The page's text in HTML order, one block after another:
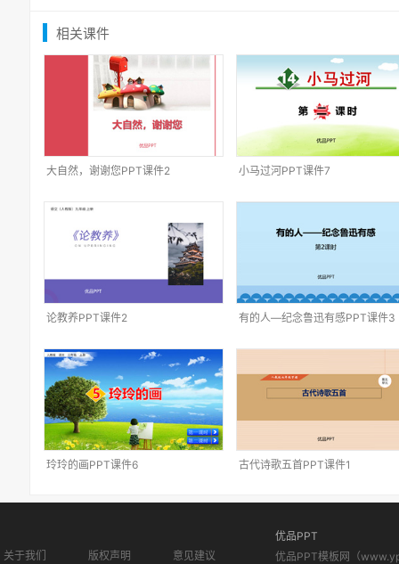
相关课件
大自然，谢谢您PPT课件2 小马过河PPT课件7
论教养PPT课件2 有的人—纪念鲁迅有感PPT课件3
玲玲的画PPT课件6 古代诗歌五首PPT课件1
关于我们 版权声明 意见建议
优品PPT
优品PPT模板网（